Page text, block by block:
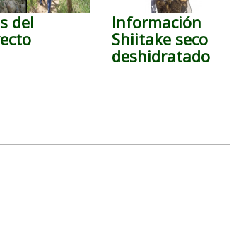
del
Información
Shiitake seco
deshidratado